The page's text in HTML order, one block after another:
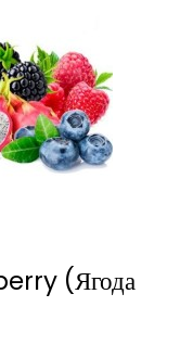
(Ягода